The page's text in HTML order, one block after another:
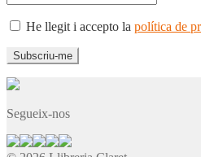
He llegit i accepto la política de
Segueix-nos